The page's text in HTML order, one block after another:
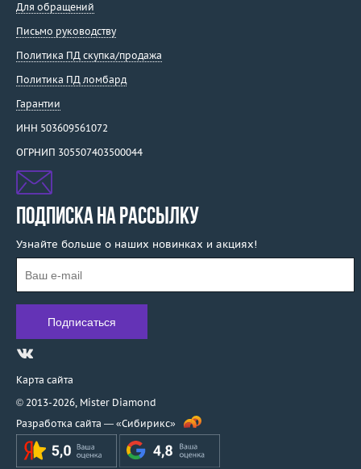
Для обращений
Письмо руководству
Политика ПД скупка/продажа
Политика ПД ломбард
Гарантии
ИНН 503609561072
ОГРНИП 305507403500044
ПОДПИСКА НА РАССЫЛКУ
Узнайте больше о наших новинках и акциях!
Карта сайта
© 2013-2026, Mister Diamond
Разработка сайта — «Сибирикс»